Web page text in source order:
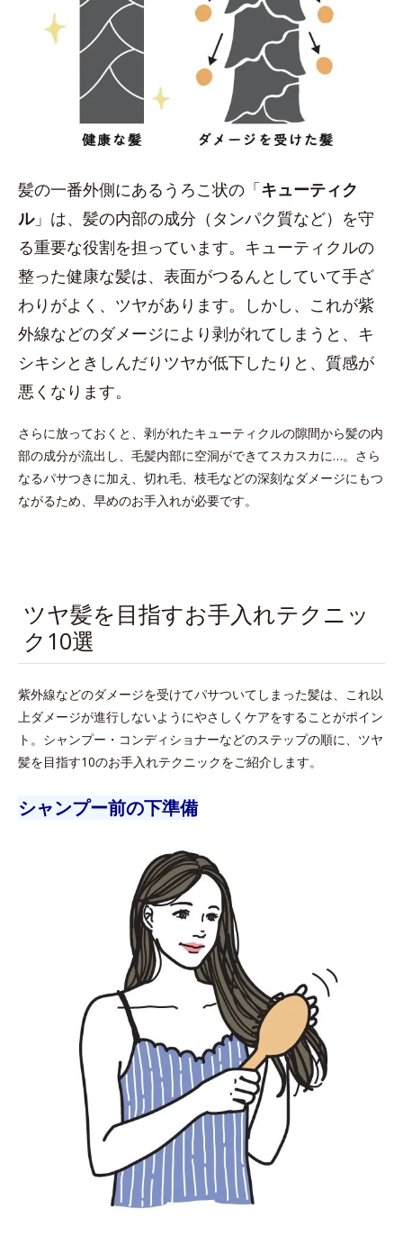
髪の一番外側にあるうろこ状の「キューティク
ル」は、髪の内部の成分（タンパク質など）を守
る重要な役割を担っています。キューティクルの
整った健康な髪は、表面がつるんとしていて手ざ
わりがよく、ツヤがあります。しかし、これが紫
外線などのダメージにより剥がれてしまうと、キ
シキシときしんだりツヤが低下したりと、質感が
悪くなります。
さらに放っておくと、剥がれたキューティクルの隙間から髪の内
部の成分が流出し、毛髪内部に空洞ができてスカスカに…。さら
なるパサつきに加え、切れ毛、枝毛などの深刻なダメージにもつ
ながるため、早めのお手入れが必要です。
ツヤ髪を目指すお手入れテクニッ
ク10選
紫外線などのダメージを受けてパサついてしまった髪は、これ以
上ダメージが進行しないようにやさしくケアをすることがポイン
ト。シャンプー・コンディショナーなどのステップの順に、ツヤ
髪を目指す10のお手入れテクニックをご紹介します。
シャンプー前の下準備